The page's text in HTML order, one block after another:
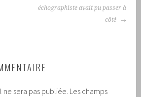
échographiste avait pu passer à
côté
sera pas publiée. Les champs